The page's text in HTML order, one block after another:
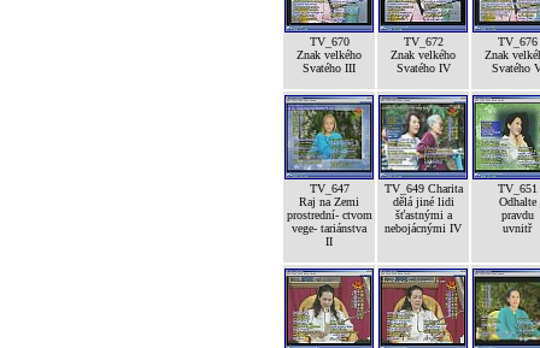
TV_670
Znak velkého
Svatého III
TV_672
Znak velkého
Svatého IV
TV_676
Znak
Svatého
TV_647
Raj na Zemi
prostrední- ctvom
vege- tariánstva
II
TV_649 Charita
dělá jiné lidi
šťastnými a
nebojácnými IV
TV_651
Odhalte
pravdu
uvnitř